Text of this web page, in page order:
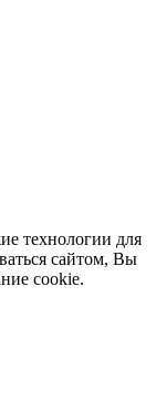
технологии для
сайтом, Вы
cookie.